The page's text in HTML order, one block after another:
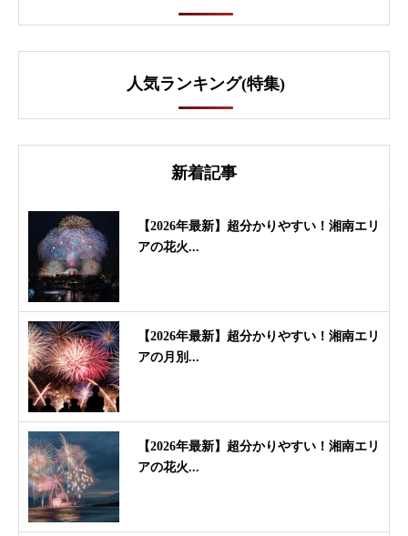
人気ランキング(特集)
新着記事
【2026年最新】超分かりやすい！湘南エリ
アの花火...
【2026年最新】超分かりやすい！湘南エリ
アの月別...
【2026年最新】超分かりやすい！湘南エリ
アの花火...